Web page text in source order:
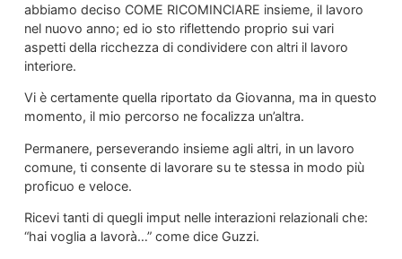
abbiamo deciso COME RICOMINCIARE insieme, il lavoro
nel nuovo anno; ed io sto riflettendo proprio sui vari
aspetti della ricchezza di condividere con altri il lavoro
interiore.
Vi è certamente quella riportato da Giovanna, ma in questo
momento, il mio percorso ne focalizza un’altra.
Permanere, perseverando insieme agli altri, in un lavoro
comune, ti consente di lavorare su te stessa in modo più
proficuo e veloce.
Ricevi tanti di quegli imput nelle interazioni relazionali che:
“hai voglia a lavorà…” come dice Guzzi.